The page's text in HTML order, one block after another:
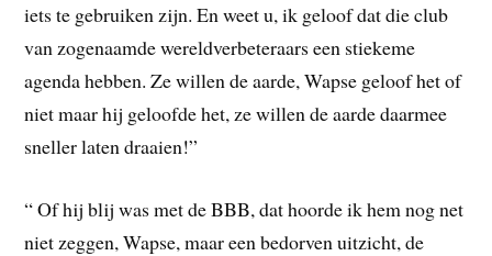
iets te gebruiken zijn. En weet u, ik geloof dat die club
van zogenaamde wereldverbeteraars een stiekeme
agenda hebben. Ze willen de aarde, Wapse geloof het of
niet maar hij geloofde het, ze willen de aarde daarmee
sneller laten draaien!”
“ Of hij blij was met de BBB, dat hoorde ik hem nog net
niet zeggen, Wapse, maar een bedorven uitzicht, de